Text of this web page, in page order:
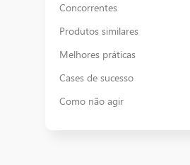
Concorrentes​
Produtos similares​
Melhores práticas​
Cases de sucesso​
Como não agir